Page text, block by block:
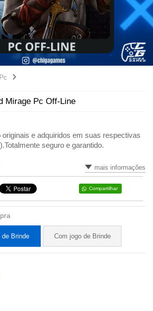
Mirage Pc Off-Line
originais e adquiridos em suas respectivas
seguro e garantido.
mais informações
Compartilhar
de Brinde Com jogo de Brinde